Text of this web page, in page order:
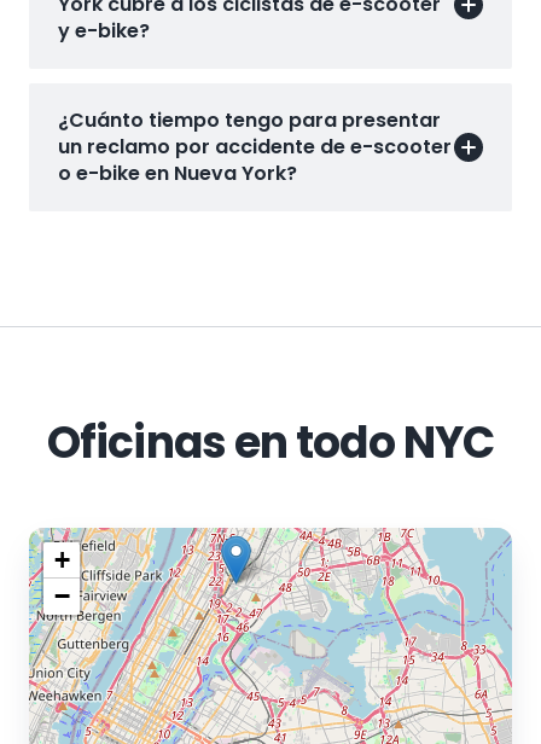
y e-bike?
¿Cuánto tiempo tengo para presentar
un reclamo por accidente de e-scooter
o e-bike en Nueva York?
Oficinas en todo NYC
+
−